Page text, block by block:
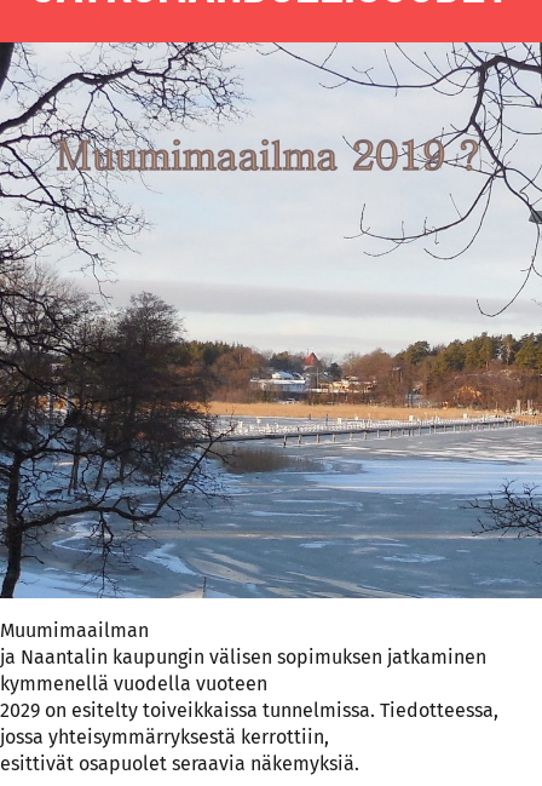
Muumimaailman
ja Naantalin kaupungin välisen sopimuksen jatkaminen
kymmenellä vuodella vuoteen
2029 on esitelty toiveikkaissa tunnelmissa. Tiedotteessa,
jossa yhteisymmärryksestä kerrottiin,
esittivät osapuolet seraavia näkemyksiä.